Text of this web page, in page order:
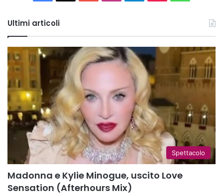
Ultimi articoli
Spettacolo
Madonna e Kylie Minogue, uscito Love
Sensation (Afterhours Mix)